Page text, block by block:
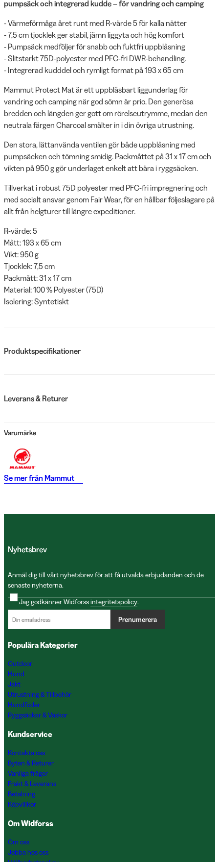
pumpsäck och integrerad kudde – för vandring och camping
- Värmeförmåga året runt med R-värde 5 för kalla nätter
- 7,5 cm tjocklek ger stabil, jämn liggyta och hög komfort
- Pumpsäck medföljer för snabb och fuktfri uppblåsning
- Slitstarkt 75D-polyester med PFC-fri DWR-behandling.
- Integrerad kudddel och rymligt format på 193 x 65 cm
Mammut Protect Mat är ett uppblåsbart liggunderlag för
vandring och camping när god sömn är prio. Den generösa
bredden och längden ger gott om rörelseutrymme, medan den
neutrala färgen Charcoal smälter in i din övriga utrustning.
Den stora, lättanvända ventilen gör både uppblåsning med
pumpsäcken och tömning smidig. Packmåttet på 31 x 17 cm och
vikten på 950 g gör underlaget enkelt att bära i ryggsäcken.
Tillverkat i robust 75D polyester med PFC-fri impregnering och
med socialt ansvar genom Fair Wear, för en hållbar följeslagare på
allt från helgturer till längre expeditioner.
R-värde: 5
Mått: 193 x 65 cm
Vikt: 950 g
Tjocklek: 7,5 cm
Packmått: 31 x 17 cm
Material: 100 % Polyester (75D)
Isolering: Syntetiskt
Produktspecifikationer
Leverans & Returer
Varumärke
Se mer från Mammut
Nyhetsbrev
Anmäl dig till vårt nyhetsbrev för att få utvalda erbjudanden och de
senaste nyheterna.
Jag godkänner Widforssintegritetspolicy.
Prenumerera
Populära Kategorier
Outdoor
Hund
Jakt
Utrustning & Tillbehör
Hundfoder
Ryggsäckar & Väskor
Kundservice
Kontakta oss
Byten & Returer
Vanliga frågor
Frakt & Leverans
Betalning
Köpvillkor
Om Widforss
Om oss
Jobba hos oss